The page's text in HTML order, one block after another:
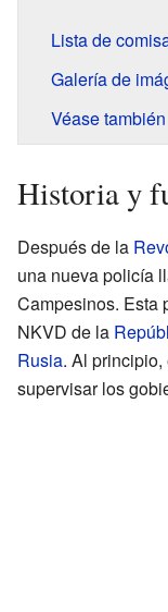
Lista de
Galería de
Véase también
Historia y
Después de la
una nueva policía
Campesinos. Esta
NKVD de la
Rusia. Al
supervisar los